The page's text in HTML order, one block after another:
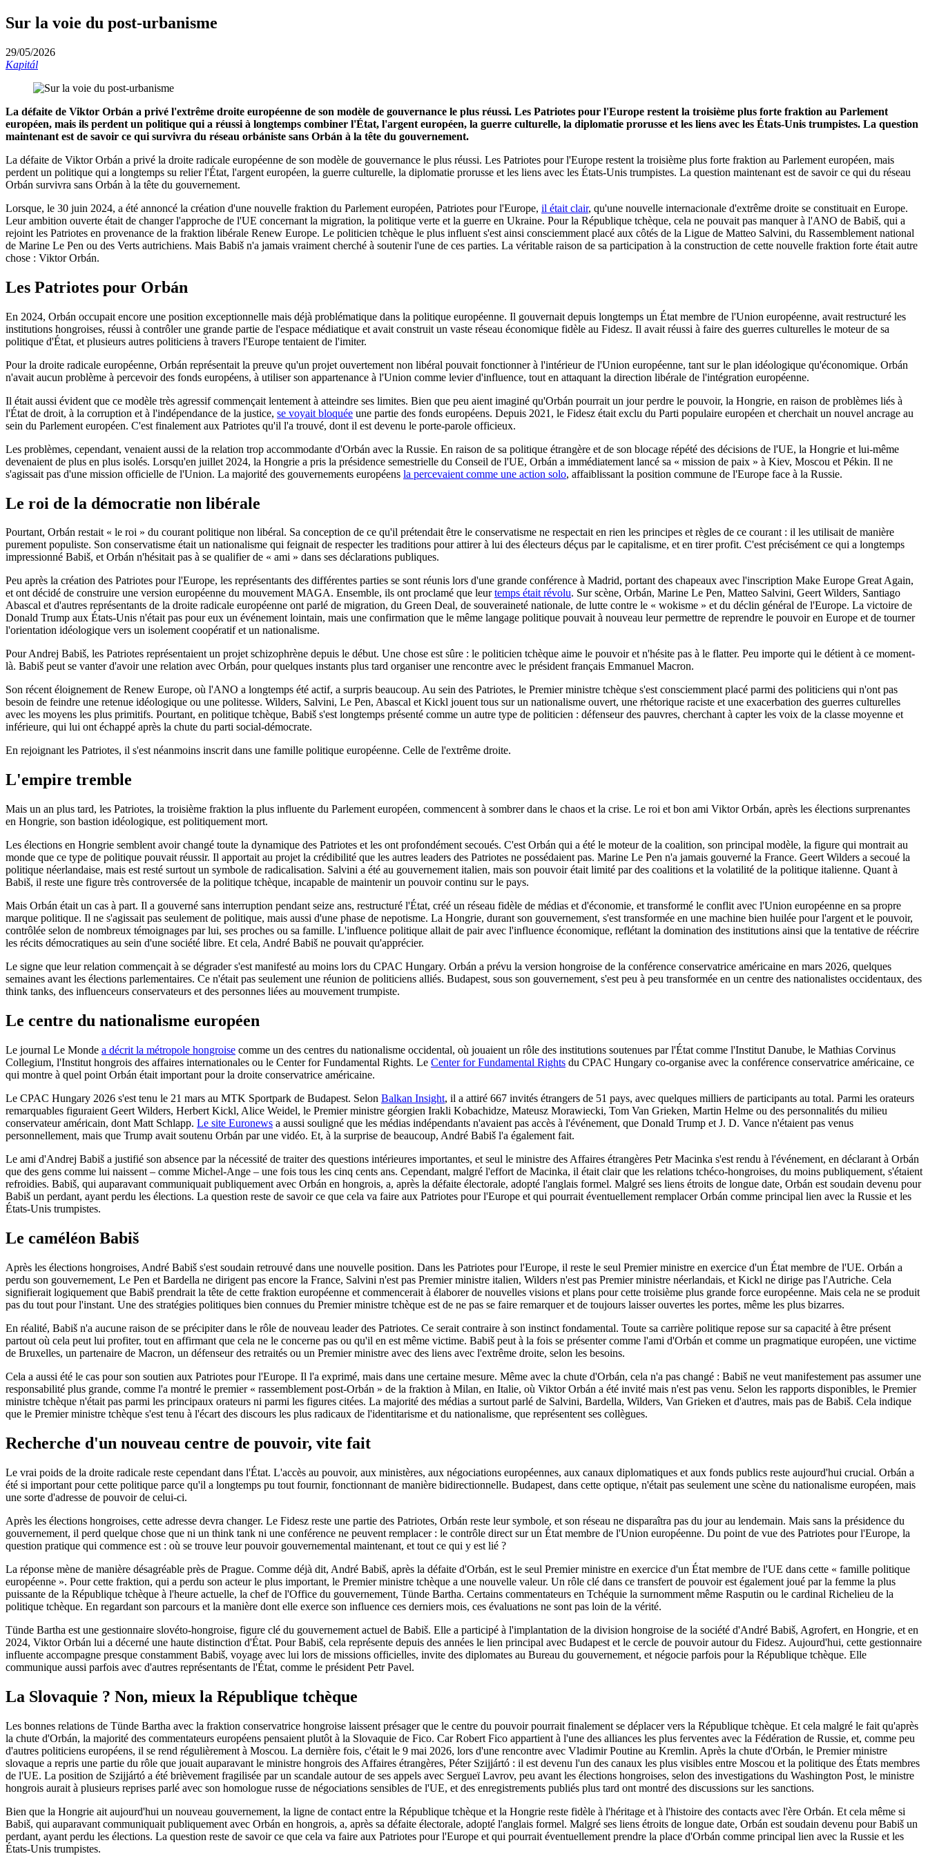
Sur la voie du post-urbanisme
29/05/2026
Kapitál
La défaite de Viktor Orbán a privé l'extrême droite européenne de son modèle de gouvernance le plus réussi. Les Patriotes pour l'Europe restent la troisième plus forte fraktion au Parlement
européen, mais ils perdent un politique qui a réussi à longtemps combiner l'État, l'argent européen, la guerre culturelle, la diplomatie prorusse et les liens avec les États-Unis trumpistes. La question
maintenant est de savoir ce qui survivra du réseau orbániste sans Orbán à la tête du gouvernement.
La défaite de Viktor Orbán a privé la droite radicale européenne de son modèle de gouvernance le plus réussi. Les Patriotes pour l'Europe restent la troisième plus forte fraktion au Parlement européen, mais
perdent un politique qui a longtemps su relier l'État, l'argent européen, la guerre culturelle, la diplomatie prorusse et les liens avec les États-Unis trumpistes. La question maintenant est de savoir ce qui du réseau
Orbán survivra sans Orbán à la tête du gouvernement.
Lorsque, le 30 juin 2024, a été annoncé la création d'une nouvelle fraktion du Parlement européen, Patriotes pour l'Europe, il était clair, qu'une nouvelle internacionale d'extrême droite se constituait en Europe.
Leur ambition ouverte était de changer l'approche de l'UE concernant la migration, la politique verte et la guerre en Ukraine. Pour la République tchèque, cela ne pouvait pas manquer à l'ANO de Babiš, qui a
rejoint les Patriotes en provenance de la fraktion libérale Renew Europe. Le politicien tchèque le plus influent s'est ainsi consciemment placé aux côtés de la Ligue de Matteo Salvini, du Rassemblement national
de Marine Le Pen ou des Verts autrichiens. Mais Babiš n'a jamais vraiment cherché à soutenir l'une de ces parties. La véritable raison de sa participation à la construction de cette nouvelle fraktion forte était autre
chose : Viktor Orbán.
Les Patriotes pour Orbán
En 2024, Orbán occupait encore une position exceptionnelle mais déjà problématique dans la politique européenne. Il gouvernait depuis longtemps un État membre de l'Union européenne, avait restructuré les
institutions hongroises, réussi à contrôler une grande partie de l'espace médiatique et avait construit un vaste réseau économique fidèle au Fidesz. Il avait réussi à faire des guerres culturelles le moteur de sa
politique d'État, et plusieurs autres politiciens à travers l'Europe tentaient de l'imiter.
Pour la droite radicale européenne, Orbán représentait la preuve qu'un projet ouvertement non libéral pouvait fonctionner à l'intérieur de l'Union européenne, tant sur le plan idéologique qu'économique. Orbán
n'avait aucun problème à percevoir des fonds européens, à utiliser son appartenance à l'Union comme levier d'influence, tout en attaquant la direction libérale de l'intégration européenne.
Il était aussi évident que ce modèle très agressif commençait lentement à atteindre ses limites. Bien que peu aient imaginé qu'Orbán pourrait un jour perdre le pouvoir, la Hongrie, en raison de problèmes liés à
l'État de droit, à la corruption et à l'indépendance de la justice, se voyait bloquée une partie des fonds européens. Depuis 2021, le Fidesz était exclu du Parti populaire européen et cherchait un nouvel ancrage au
sein du Parlement européen. C'est finalement aux Patriotes qu'il l'a trouvé, dont il est devenu le porte-parole officieux.
Les problèmes, cependant, venaient aussi de la relation trop accommodante d'Orbán avec la Russie. En raison de sa politique étrangère et de son blocage répété des décisions de l'UE, la Hongrie et lui-même
devenaient de plus en plus isolés. Lorsqu'en juillet 2024, la Hongrie a pris la présidence semestrielle du Conseil de l'UE, Orbán a immédiatement lancé sa « mission de paix » à Kiev, Moscou et Pékin. Il ne
s'agissait pas d'une mission officielle de l'Union. La majorité des gouvernements européens la percevaient comme une action solo, affaiblissant la position commune de l'Europe face à la Russie.
Le roi de la démocratie non libérale
Pourtant, Orbán restait « le roi » du courant politique non libéral. Sa conception de ce qu'il prétendait être le conservatisme ne respectait en rien les principes et règles de ce courant : il les utilisait de manière
purement populiste. Son conservatisme était un nationalisme qui feignait de respecter les traditions pour attirer à lui des électeurs déçus par le capitalisme, et en tirer profit. C'est précisément ce qui a longtemps
impressionné Babiš, et Orbán n'hésitait pas à se qualifier de « ami » dans ses déclarations publiques.
Peu après la création des Patriotes pour l'Europe, les représentants des différentes parties se sont réunis lors d'une grande conférence à Madrid, portant des chapeaux avec l'inscription Make Europe Great Again,
et ont décidé de construire une version européenne du mouvement MAGA. Ensemble, ils ont proclamé que leurtemps était révolu. Sur scène, Orbán, Marine Le Pen, Matteo Salvini, Geert Wilders, Santiago
Abascal et d'autres représentants de la droite radicale européenne ont parlé de migration, du Green Deal, de souveraineté nationale, de lutte contre le « wokisme » et du déclin général de l'Europe. La victoire de
Donald Trump aux États-Unis n'était pas pour eux un événement lointain, mais une confirmation que le même langage politique pouvait à nouveau leur permettre de reprendre le pouvoir en Europe et de tourner
l'orientation idéologique vers un isolement coopératif et un nationalisme.
Pour Andrej Babiš, les Patriotes représentaient un projet schizophrène depuis le début. Une chose est sûre : le politicien tchèque aime le pouvoir et n'hésite pas à le flatter. Peu importe qui le détient à ce moment-
là. Babiš peut se vanter d'avoir une relation avec Orbán, pour quelques instants plus tard organiser une rencontre avec le président français Emmanuel Macron.
Son récent éloignement de Renew Europe, où l'ANO a longtemps été actif, a surpris beaucoup. Au sein des Patriotes, le Premier ministre tchèque s'est consciemment placé parmi des politiciens qui n'ont pas
besoin de feindre une retenue idéologique ou une politesse. Wilders, Salvini, Le Pen, Abascal et Kickl jouent tous sur un nationalisme ouvert, une rhétorique raciste et une exacerbation des guerres culturelles
avec les moyens les plus primitifs. Pourtant, en politique tchèque, Babiš s'est longtemps présenté comme un autre type de politicien : défenseur des pauvres, cherchant à capter les voix de la classe moyenne et
inférieure, qui lui ont échappé après la chute du parti social-démocrate.
En rejoignant les Patriotes, il s'est néanmoins inscrit dans une famille politique européenne. Celle de l'extrême droite.
L'empire tremble
Mais un an plus tard, les Patriotes, la troisième fraktion la plus influente du Parlement européen, commencent à sombrer dans le chaos et la crise. Le roi et bon ami Viktor Orbán, après les élections surprenantes
en Hongrie, son bastion idéologique, est politiquement mort.
Les élections en Hongrie semblent avoir changé toute la dynamique des Patriotes et les ont profondément secoués. C'est Orbán qui a été le moteur de la coalition, son principal modèle, la figure qui montrait au
monde que ce type de politique pouvait réussir. Il apportait au projet la crédibilité que les autres leaders des Patriotes ne possédaient pas. Marine Le Pen n'a jamais gouverné la France. Geert Wilders a secoué la
politique néerlandaise, mais est resté surtout un symbole de radicalisation. Salvini a été au gouvernement italien, mais son pouvoir était limité par des coalitions et la volatilité de la politique italienne. Quant à
Babiš, il reste une figure très controversée de la politique tchèque, incapable de maintenir un pouvoir continu sur le pays.
Mais Orbán était un cas à part. Il a gouverné sans interruption pendant seize ans, restructuré l'État, créé un réseau fidèle de médias et d'économie, et transformé le conflit avec l'Union européenne en sa propre
marque politique. Il ne s'agissait pas seulement de politique, mais aussi d'une phase de nepotisme. La Hongrie, durant son gouvernement, s'est transformée en une machine bien huilée pour l'argent et le pouvoir,
contrôlée selon de nombreux témoignages par lui, ses proches ou sa famille. L'influence politique allait de pair avec l'influence économique, reflétant la domination des institutions ainsi que la tentative de réécrire
les récits démocratiques au sein d'une société libre. Et cela, André Babiš ne pouvait qu'apprécier.
Le signe que leur relation commençait à se dégrader s'est manifesté au moins lors du CPAC Hungary. Orbán a prévu la version hongroise de la conférence conservatrice américaine en mars 2026, quelques
semaines avant les élections parlementaires. Ce n'était pas seulement une réunion de politiciens alliés. Budapest, sous son gouvernement, s'est peu à peu transformée en un centre des nationalistes occidentaux, des
think tanks, des influenceurs conservateurs et des personnes liées au mouvement trumpiste.
Le centre du nationalisme européen
Le journal Le Monde a décrit la métropole hongroise comme un des centres du nationalisme occidental, où jouaient un rôle des institutions soutenues par l'État comme l'Institut Danube, le Mathias Corvinus
Collegium, l'Institut hongrois des affaires internationales ou le Center for Fundamental Rights. Le Center for Fundamental Rights du CPAC Hungary co-organise avec la conférence conservatrice américaine, ce
qui montre à quel point Orbán était important pour la droite conservatrice américaine.
Le CPAC Hungary 2026 s'est tenu le 21 mars au MTK Sportpark de Budapest. Selon Balkan Insight, il a attiré 667 invités étrangers de 51 pays, avec quelques milliers de participants au total. Parmi les orateurs
remarquables figuraient Geert Wilders, Herbert Kickl, Alice Weidel, le Premier ministre géorgien Irakli Kobachidze, Mateusz Morawiecki, Tom Van Grieken, Martin Helme ou des personnalités du milieu
conservateur américain, dont Matt Schlapp. Le site Euronews a aussi souligné que les médias indépendants n'avaient pas accès à l'événement, que Donald Trump et J. D. Vance n'étaient pas venus
personnellement, mais que Trump avait soutenu Orbán par une vidéo. Et, à la surprise de beaucoup, André Babiš l'a également fait.
Le ami d'Andrej Babiš a justifié son absence par la nécessité de traiter des questions intérieures importantes, et seul le ministre des Affaires étrangères Petr Macinka s'est rendu à l'événement, en déclarant à Orbán
que des gens comme lui naissent – comme Michel-Ange – une fois tous les cinq cents ans. Cependant, malgré l'effort de Macinka, il était clair que les relations tchéco-hongroises, du moins publiquement, s'étaient
refroidies. Babiš, qui auparavant communiquait publiquement avec Orbán en hongrois, a, après la défaite électorale, adopté l'anglais formel. Malgré ses liens étroits de longue date, Orbán est soudain devenu pour
Babiš un perdant, ayant perdu les élections. La question reste de savoir ce que cela va faire aux Patriotes pour l'Europe et qui pourrait éventuellement remplacer Orbán comme principal lien avec la Russie et les
États-Unis trumpistes.
Le caméléon Babiš
Après les élections hongroises, André Babiš s'est soudain retrouvé dans une nouvelle position. Dans les Patriotes pour l'Europe, il reste le seul Premier ministre en exercice d'un État membre de l'UE. Orbán a
perdu son gouvernement, Le Pen et Bardella ne dirigent pas encore la France, Salvini n'est pas Premier ministre italien, Wilders n'est pas Premier ministre néerlandais, et Kickl ne dirige pas l'Autriche. Cela
signifierait logiquement que Babiš prendrait la tête de cette fraktion européenne et commencerait à élaborer de nouvelles visions et plans pour cette troisième plus grande force européenne. Mais cela ne se produit
pas du tout pour l'instant. Une des stratégies politiques bien connues du Premier ministre tchèque est de ne pas se faire remarquer et de toujours laisser ouvertes les portes, même les plus bizarres.
En réalité, Babiš n'a aucune raison de se précipiter dans le rôle de nouveau leader des Patriotes. Ce serait contraire à son instinct fondamental. Toute sa carrière politique repose sur sa capacité à être présent
partout où cela peut lui profiter, tout en affirmant que cela ne le concerne pas ou qu'il en est même victime. Babiš peut à la fois se présenter comme l'ami d'Orbán et comme un pragmatique européen, une victime
de Bruxelles, un partenaire de Macron, un défenseur des retraités ou un Premier ministre avec des liens avec l'extrême droite, selon les besoins.
Cela a aussi été le cas pour son soutien aux Patriotes pour l'Europe. Il l'a exprimé, mais dans une certaine mesure. Même avec la chute d'Orbán, cela n'a pas changé : Babiš ne veut manifestement pas assumer une
responsabilité plus grande, comme l'a montré le premier « rassemblement post-Orbán » de la fraktion à Milan, en Italie, où Viktor Orbán a été invité mais n'est pas venu. Selon les rapports disponibles, le Premier
ministre tchèque n'était pas parmi les principaux orateurs ni parmi les figures citées. La majorité des médias a surtout parlé de Salvini, Bardella, Wilders, Van Grieken et d'autres, mais pas de Babiš. Cela indique
que le Premier ministre tchèque s'est tenu à l'écart des discours les plus radicaux de l'identitarisme et du nationalisme, que représentent ses collègues.
Recherche d'un nouveau centre de pouvoir, vite fait
Le vrai poids de la droite radicale reste cependant dans l'État. L'accès au pouvoir, aux ministères, aux négociations européennes, aux canaux diplomatiques et aux fonds publics reste aujourd'hui crucial. Orbán a
été si important pour cette politique parce qu'il a longtemps pu tout fournir, fonctionnant de manière bidirectionnelle. Budapest, dans cette optique, n'était pas seulement une scène du nationalisme européen, mais
une sorte d'adresse de pouvoir de celui-ci.
Après les élections hongroises, cette adresse devra changer. Le Fidesz reste une partie des Patriotes, Orbán reste leur symbole, et son réseau ne disparaîtra pas du jour au lendemain. Mais sans la présidence du
gouvernement, il perd quelque chose que ni un think tank ni une conférence ne peuvent remplacer : le contrôle direct sur un État membre de l'Union européenne. Du point de vue des Patriotes pour l'Europe, la
question pratique qui commence est : où se trouve leur pouvoir gouvernemental maintenant, et tout ce qui y est lié ?
La réponse mène de manière désagréable près de Prague. Comme déjà dit, André Babiš, après la défaite d'Orbán, est le seul Premier ministre en exercice d'un État membre de l'UE dans cette « famille politique
européenne ». Pour cette fraktion, qui a perdu son acteur le plus important, le Premier ministre tchèque a une nouvelle valeur. Un rôle clé dans ce transfert de pouvoir est également joué par la femme la plus
puissante de la République tchèque à l'heure actuelle, la chef de l'Office du gouvernement, Tünde Bartha. Certains commentateurs en Tchéquie la surnomment même Rasputin ou le cardinal Richelieu de la
politique tchèque. En regardant son parcours et la manière dont elle exerce son influence ces derniers mois, ces évaluations ne sont pas loin de la vérité.
Tünde Bartha est une gestionnaire slovéto-hongroise, figure clé du gouvernement actuel de Babiš. Elle a participé à l'implantation de la division hongroise de la société d'André Babiš, Agrofert, en Hongrie, et en
2024, Viktor Orbán lui a décerné une haute distinction d'État. Pour Babiš, cela représente depuis des années le lien principal avec Budapest et le cercle de pouvoir autour du Fidesz. Aujourd'hui, cette gestionnaire
influente accompagne presque constamment Babiš, voyage avec lui lors de missions officielles, invite des diplomates au Bureau du gouvernement, et négocie parfois pour la République tchèque. Elle
communique aussi parfois avec d'autres représentants de l'État, comme le président Petr Pavel.
La Slovaquie ? Non, mieux la République tchèque
Les bonnes relations de Tünde Bartha avec la fraktion conservatrice hongroise laissent présager que le centre du pouvoir pourrait finalement se déplacer vers la République tchèque. Et cela malgré le fait qu'après
la chute d'Orbán, la majorité des commentateurs européens pensaient plutôt à la Slovaquie de Fico. Car Robert Fico appartient à l'une des alliances les plus ferventes avec la Fédération de Russie, et, comme peu
d'autres politiciens européens, il se rend régulièrement à Moscou. La dernière fois, c'était le 9 mai 2026, lors d'une rencontre avec Vladimir Poutine au Kremlin. Après la chute d'Orbán, le Premier ministre
slovaque a repris une partie du rôle que jouait auparavant le ministre hongrois des Affaires étrangères, Péter Szijjártó : il est devenu l'un des canaux les plus visibles entre Moscou et la politique des États membres
de l'UE. La position de Szijjártó a été brièvement fragilisée par un scandale autour de ses appels avec Sergueï Lavrov, peu avant les élections hongroises, selon des investigations du Washington Post, le ministre
hongrois aurait à plusieurs reprises parlé avec son homologue russe de négociations sensibles de l'UE, et des enregistrements publiés plus tard ont montré des discussions sur les sanctions.
Bien que la Hongrie ait aujourd'hui un nouveau gouvernement, la ligne de contact entre la République tchèque et la Hongrie reste fidèle à l'héritage et à l'histoire des contacts avec l'ère Orbán. Et cela même si
Babiš, qui auparavant communiquait publiquement avec Orbán en hongrois, a, après sa défaite électorale, adopté l'anglais formel. Malgré ses liens étroits de longue date, Orbán est soudain devenu pour Babiš un
perdant, ayant perdu les élections. La question reste de savoir ce que cela va faire aux Patriotes pour l'Europe et qui pourrait éventuellement prendre la place d'Orbán comme principal lien avec la Russie et les
États-Unis trumpistes.